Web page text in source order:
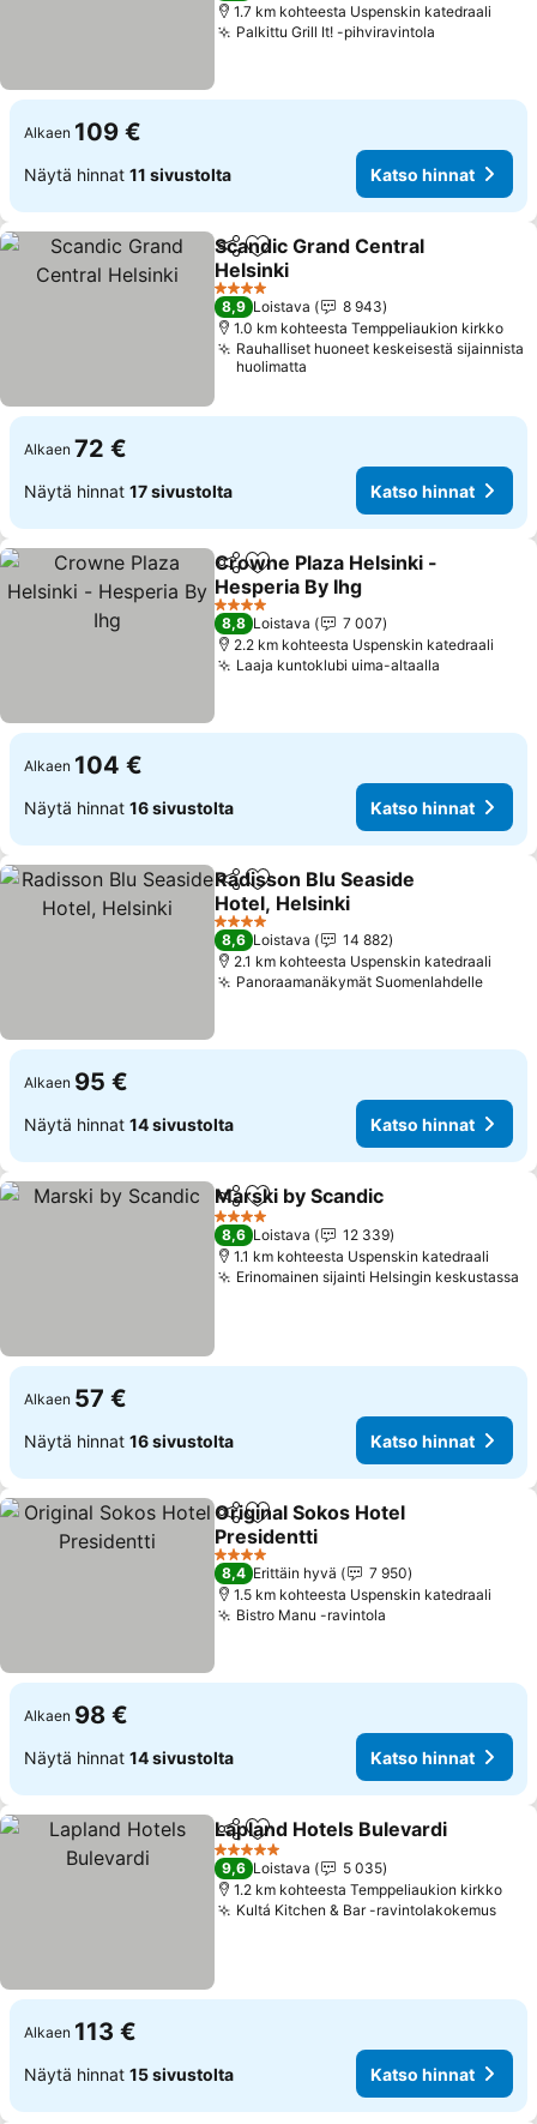
1.7 km kohteesta Uspenskin katedraali
Palkittu Grill It! -pihviravintola
Alkaen 109 €
Näytä hinnat 11 sivustolta Katso hinnat
Jaa Lisää suosikkeihin
Scandic Grand Central
Helsinki
Katso hinnat
4 Tähtiluokitus
8,9 Loistava
8 943
1.0 km kohteesta Temppeliaukion kirkko
Rauhalliset huoneet keskeisestä sijainnista
huolimatta
Alkaen 72 €
Näytä hinnat 17 sivustolta Katso hinnat
Jaa Lisää suosikkeihin
Crowne Plaza Helsinki -
Hesperia By Ihg
Katso hinnat
4 Tähtiluokitus
8,8 Loistava
7 007
2.2 km kohteesta Uspenskin katedraali
Laaja kuntoklubi uima-altaalla
Alkaen 104 €
Näytä hinnat 16 sivustolta Katso hinnat
Jaa Lisää suosikkeihin
Radisson Blu Seaside
Hotel, Helsinki
Katso hinnat
4 Tähtiluokitus
8,6 Loistava
14 882
2.1 km kohteesta Uspenskin katedraali
Panoraamanäkymät Suomenlahdelle
Alkaen 95 €
Näytä hinnat 14 sivustolta Katso hinnat
Jaa Lisää suosikkeihin
Marski by Scandic
4 Tähtiluokitus
8,6 Loistava
12 339
1.1 km kohteesta Uspenskin katedraali
Erinomainen sijainti Helsingin keskustassa
Alkaen 57 €
Näytä hinnat 16 sivustolta Katso hinnat
Jaa Lisää suosikkeihin
Original Sokos Hotel
Presidentti
Katso hinnat
4 Tähtiluokitus
8,4 Erittäin hyvä
7 950
1.5 km kohteesta Uspenskin katedraali
Bistro Manu -ravintola
Alkaen 98 €
Näytä hinnat 14 sivustolta Katso hinnat
Jaa Lisää suosikkeihin
Lapland Hotels Bulevardi
5 Tähtiluokitus
9,6 Loistava
5 035
1.2 km kohteesta Temppeliaukion kirkko
Kultá Kitchen & Bar -ravintolakokemus
Alkaen 113 €
Näytä hinnat 15 sivustolta Katso hinnat